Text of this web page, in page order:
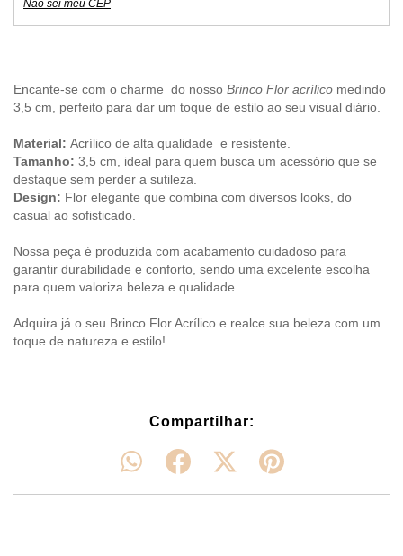
Não sei meu CEP
Encante-se com o charme do nosso Brinco Flor acrílico medindo
3,5 cm, perfeito para dar um toque de estilo ao seu visual diário.
Material: Acrílico de alta qualidade e resistente.
Tamanho: 3,5 cm, ideal para quem busca um acessório que se
destaque sem perder a sutileza.
Design: Flor elegante que combina com diversos looks, do
casual ao sofisticado.
Nossa peça é produzida com acabamento cuidadoso para
garantir durabilidade e conforto, sendo uma excelente escolha
para quem valoriza beleza e qualidade.
Adquira já o seu Brinco Flor Acrílico e realce sua beleza com um
toque de natureza e estilo!
Compartilhar: